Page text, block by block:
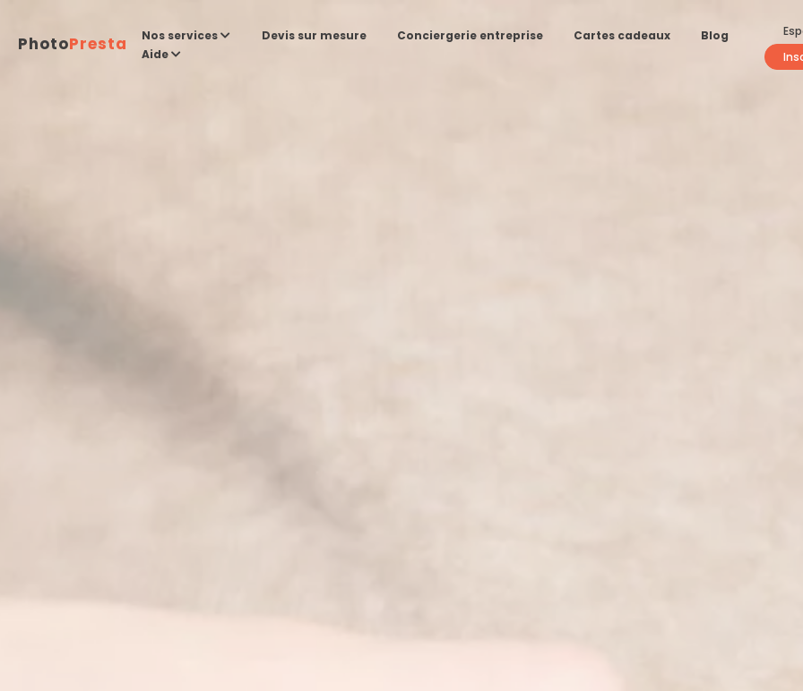
PhotoPresta Nos services Devis sur mesure Conciergerie entreprise Cartes cadeaux
Blog
Aide